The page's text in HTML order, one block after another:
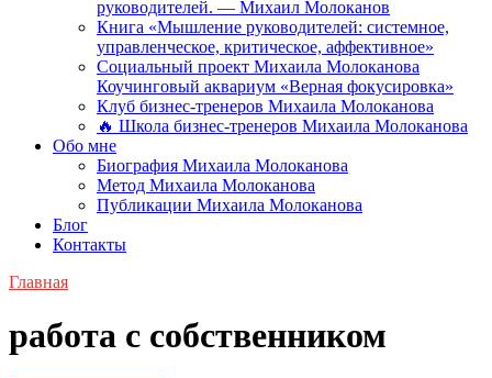
руководителей. — Михаил Молоканов
Книга «Мышление руководителей: системное,
управленческое, критическое, аффективное»
Социальный проект Михаила Молоканова
Коучинговый аквариум «Верная фокусировка»
Клуб бизнес-тренеров Михаила Молоканова
🔥 Школа бизнес-тренеров Михаила Молоканова
Обо мне
Биография Михаила Молоканова
Метод Михаила Молоканова
Публикации Михаила Молоканова
Блог
Контакты
Главная
работа с собственником